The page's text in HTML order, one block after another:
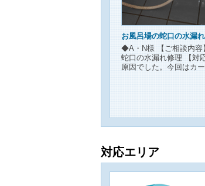
お風呂場の蛇口の水漏れ
◆A・N様 【ご相談内容
蛇口の水漏れ修理 【対
原因でした。今回はカ
対応エリア